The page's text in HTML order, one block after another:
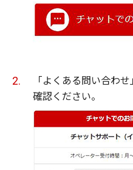
「よくある問い合わ
確認ください。